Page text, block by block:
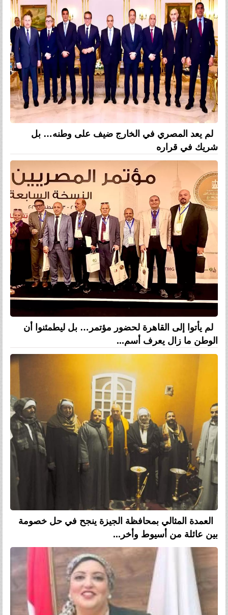
لم يعد المصري في الخارج ضيف على وطنه… بل
شريك في قراره
لم يأتوا إلى القاهرة لحضور مؤتمر… بل ليطمئنوا أن
الوطن ما زال يعرف أسم...
العمدة المثالي بمحافظة الجيزة ينجح في حل خصومة
بين عائلة من أسيوط وأخر...